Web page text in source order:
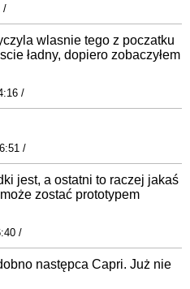
/
wlasnie tego z poczatku
ładny, dopiero zobaczyłem
/
/
jest, a ostatni to raczej jakaś
zostać prototypem
/
następca Capri. Już nie